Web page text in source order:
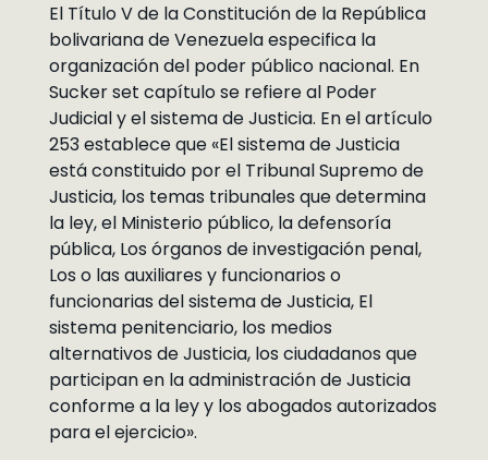
El Título V de la Constitución de la República
bolivariana de Venezuela especifica la
organización del poder público nacional. En
Sucker set capítulo se refiere al Poder
Judicial y el sistema de Justicia. En el artículo
253 establece que «El sistema de Justicia
está constituido por el Tribunal Supremo de
Justicia, los temas tribunales que determina
la ley, el Ministerio público, la defensoría
pública, Los órganos de investigación penal,
Los o las auxiliares y funcionarios o
funcionarias del sistema de Justicia, El
sistema penitenciario, los medios
alternativos de Justicia, los ciudadanos que
participan en la administración de Justicia
conforme a la ley y los abogados autorizados
para el ejercicio».